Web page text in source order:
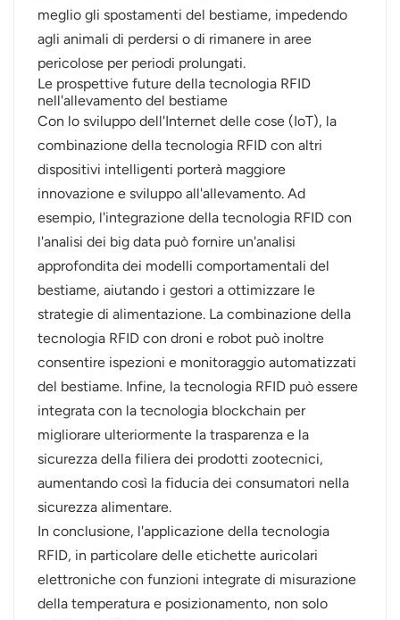
meglio gli spostamenti del bestiame, impedendo
agli animali di perdersi o di rimanere in aree
pericolose per periodi prolungati.
Le prospettive future della tecnologia RFID
nell'allevamento del bestiame
Con lo sviluppo dell'Internet delle cose (IoT), la
combinazione della tecnologia RFID con altri
dispositivi intelligenti porterà maggiore
innovazione e sviluppo all'allevamento. Ad
esempio, l'integrazione della tecnologia RFID con
l'analisi dei big data può fornire un'analisi
approfondita dei modelli comportamentali del
bestiame, aiutando i gestori a ottimizzare le
strategie di alimentazione. La combinazione della
tecnologia RFID con droni e robot può inoltre
consentire ispezioni e monitoraggio automatizzati
del bestiame. Infine, la tecnologia RFID può essere
integrata con la tecnologia blockchain per
migliorare ulteriormente la trasparenza e la
sicurezza della filiera dei prodotti zootecnici,
aumentando così la fiducia dei consumatori nella
sicurezza alimentare.
In conclusione, l'applicazione della tecnologia
RFID, in particolare delle etichette auricolari
elettroniche con funzioni integrate di misurazione
della temperatura e posizionamento, non solo